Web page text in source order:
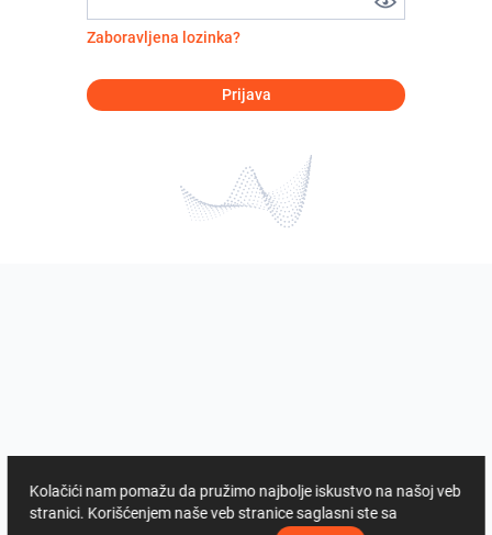
Zaboravljena lozinka?
Prijava
Kolačići nam pomažu da pružimo najbolje iskustvo na našoj veb
stranici. Korišćenjem naše veb stranice saglasni ste sa